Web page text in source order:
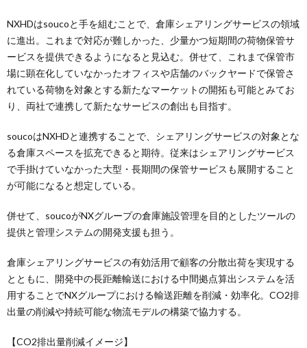
NXHDはsoucoと手を組むことで、倉庫シェアリングサービスの領域
に進出。これまで対応が難しかった、少量かつ短期間の荷物保管サ
ービスを提供できるようになると見込む。併せて、これまで保管市
場に顕在化していなかったオフィスや店舗のバックヤードで保管さ
れている荷物を対象とする新たなマーケットの開拓も可能とみてお
り、両社で連携して新たなサービスの創出も目指す。
soucoはNXHDと連携することで、シェアリングサービスの対象とな
る倉庫スペースを拡充できると期待。従来はシェアリングサービス
で手掛けていなかった大型・長期間の保管サービスも展開すること
が可能になると想定している。
併せて、soucoがNXグループの倉庫施設管理を目的としたツールの
提供と管理システムの開発支援も担う。
倉庫シェアリングサービスの有効活用で顧客の分散出荷を実現する
とともに、開発中の長距離輸送における中間拠点算出システムを活
用することでNXグループにおける輸送距離を削減・効率化。CO2排
出量の削減や持続可能な物流モデルの構築で協力する。
【CO2排出量削減イメージ】